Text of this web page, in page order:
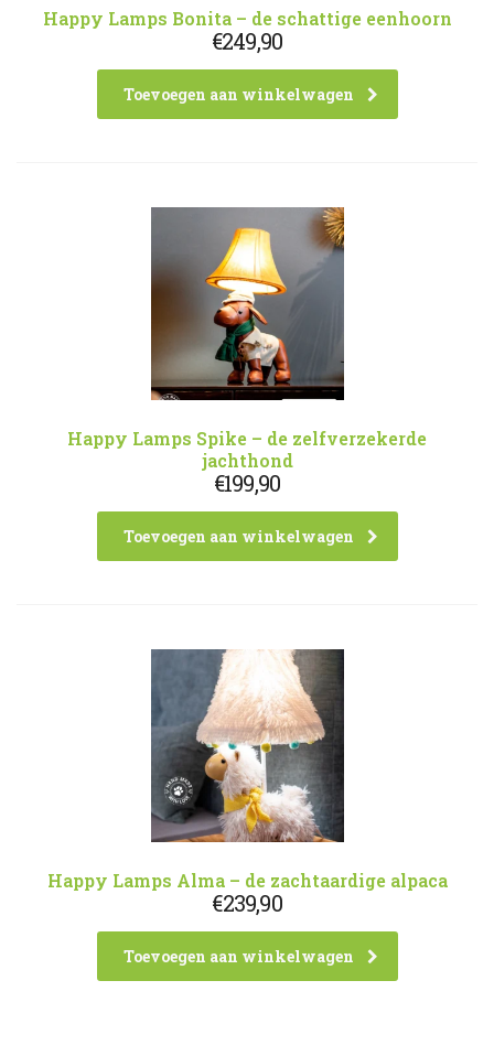
Happy Lamps Bonita – de schattige eenhoorn
€249,90
Toevoegen aan winkelwagen
Happy Lamps Spike – de zelfverzekerde
jachthond
€199,90
Toevoegen aan winkelwagen
Happy Lamps Alma – de zachtaardige alpaca
€239,90
Toevoegen aan winkelwagen